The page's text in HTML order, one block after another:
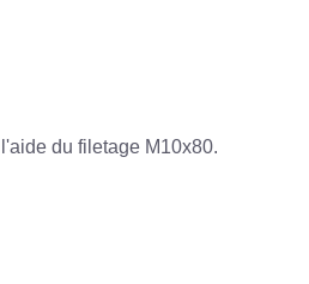
du filetage M10x80.